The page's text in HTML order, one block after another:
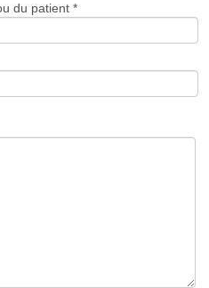
du patient *